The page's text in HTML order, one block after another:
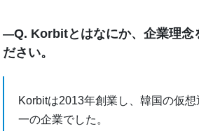
―Q. Korbitとはなにか、企業理念
ださい。
Korbitは2013年創業し、韓国の仮
一の企業でした。